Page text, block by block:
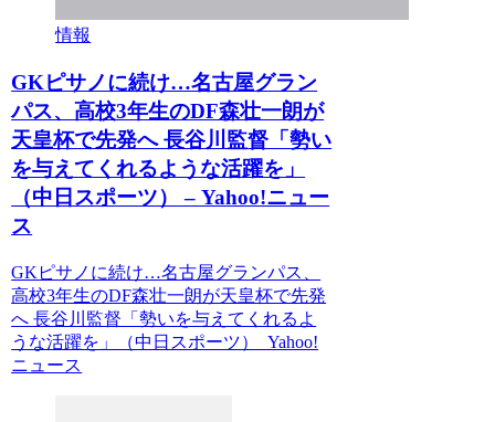
情報
GKピサノに続け…名古屋グラン
パス、高校3年生のDF森壮一朗が
天皇杯で先発へ 長谷川監督「勢い
を与えてくれるような活躍を」
（中日スポーツ） – Yahoo!ニュー
ス
GKピサノに続け…名古屋グランパス、
高校3年生のDF森壮一朗が天皇杯で先発
へ 長谷川監督「勢いを与えてくれるよ
うな活躍を」（中日スポーツ） Yahoo!
ニュース